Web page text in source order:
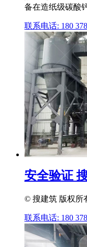
备在造纸级碳酸
联系电话: 180
安全验证
© 搜建筑 版权所
联系电话: 180